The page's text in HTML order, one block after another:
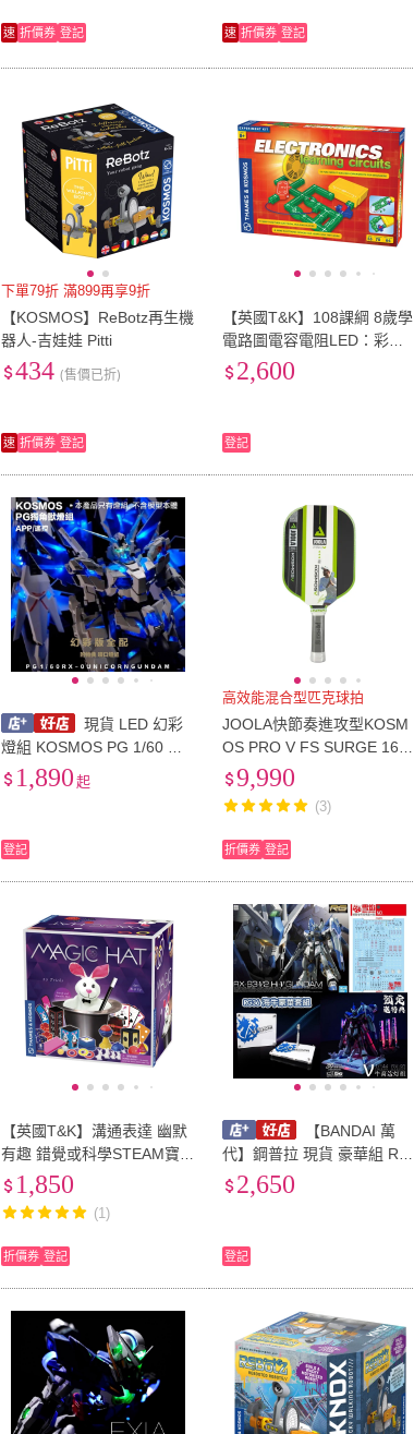
速 折價券 登記 速 折價券 登記
下單79折 滿899再享9折
【KOSMOS】ReBotz再生機
器人-吉娃娃 Pitti
434 (售價已折)
速 折價券 登記
【英國T&K】108課綱 8歲學
電路圖電容電阻LED：彩色
電路積木(615819-Electronic
s:Learning Circuits)
2,600
登記
現貨 LED 幻彩
燈組 KOSMOS PG 1/60 獨
角獸鋼彈 完美獨角獸 報喪女
妖 最終決戰 三盾 鳳凰
1,890 起
登記
高效能混合型匹克球拍
JOOLA快節奏進攻型KOSM
OS PRO V FS SURGE 16m
m匹克球拍綠(600577)
9,990
(3)
折價券 登記
【英國T&K】溝通表達 幽默
有趣 錯覺或科學STEAM寶
盒：6歲變35個魔術：魔法帽
(680282-Magic Hat)
1,850
(1)
折價券 登記
【BANDAI 萬
代】鋼普拉 現貨 豪華組 RG
1/144 #36 Hi-v 海牛 + KOS
MOS 浮游砲燈組 +雪焰水貼
2,650
登記